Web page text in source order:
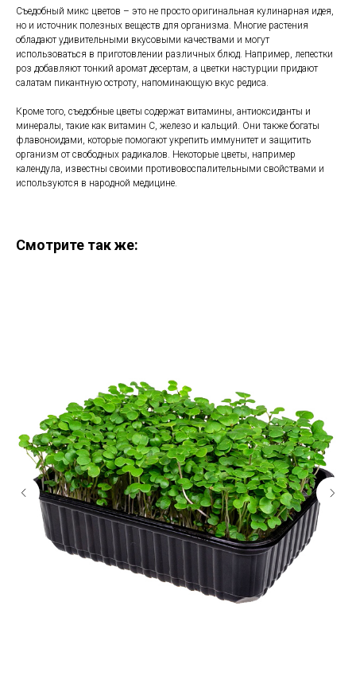
Съедобный микс цветов – это не просто оригинальная кулинарная идея,
но и источник полезных веществ для организма. Многие растения
обладают удивительными вкусовыми качествами и могут
использоваться в приготовлении различных блюд. Например, лепестки
роз добавляют тонкий аромат десертам, а цветки настурции придают
салатам пикантную остроту, напоминающую вкус редиса.
Кроме того, съедобные цветы содержат витамины, антиоксиданты и
минералы, такие как витамин C, железо и кальций. Они также богаты
флавоноидами, которые помогают укрепить иммунитет и защитить
организм от свободных радикалов. Некоторые цветы, например
календула, известны своими противовоспалительными свойствами и
используются в народной медицине.
Смотрите так же: